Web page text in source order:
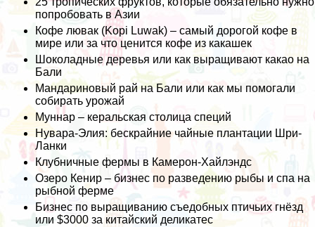
попробовать в Азии
Кофе лювак (Kopi Luwak) – самый дорогой кофе в
мире или за что ценится кофе из какашек
Шоколадные деревья или как выращивают какао на
Бали
Мандариновый рай на Бали или как мы помогали
собирать урожай
Муннар – керальская столица специй
Нувара-Элия: бескрайние чайные плантации Шри-
Ланки
Клубничные фермы в Камерон-Хайлэндс
Озеро Кенир – бизнес по разведению рыбы и спа на
рыбной ферме
Бизнес по выращиванию съедобных птичьих гнёзд
или $3000 за китайский деликатес